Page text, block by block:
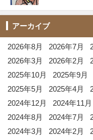
アーカイブ
2026年8月 2026年7月
2026年3月
2026年2月
2025年10月
2025年9月
2025年5月
2025年4月
2024年12月
2024年11月
2024年8月
2024年7月
2024年3月
2024年2月